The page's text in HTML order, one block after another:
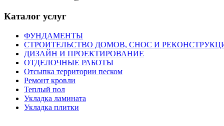
Каталог услуг
ФУНДАМЕНТЫ
СТРОИТЕЛЬСТВО ДОМОВ, СНОС И
ДИЗАЙН И ПРОЕКТИРОВАНИЕ
ОТДЕЛОЧНЫЕ РАБОТЫ
Отсыпка территории песком
Ремонт кровли
Теплый пол
Укладка ламината
Укладка плитки